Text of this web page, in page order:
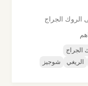
الروك الجراج
الجراج
الريغي
شوجيز